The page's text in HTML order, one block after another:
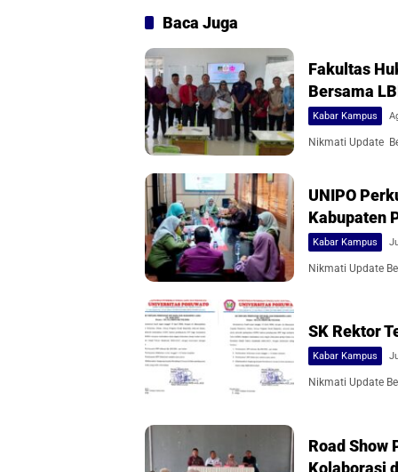
Baca Juga
Fakultas
Bersama
Kabar Kampus
Nikmati Update
UNIPO
Kabupaten
Kabar Kampus
Nikmati Update
SK Rektor
Kabar Kampus
Nikmati Update
Road Show
Kolaborasi